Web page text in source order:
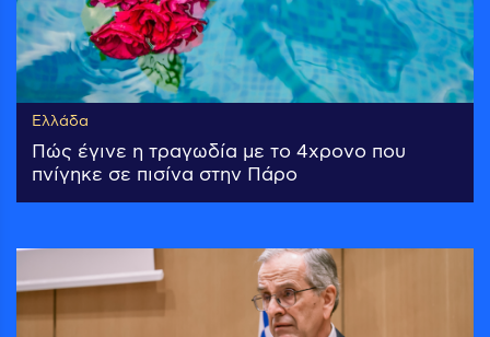
Ελλάδα
Πώς έγινε η τραγωδία με το 4χρονο που
πνίγηκε σε πισίνα στην Πάρο